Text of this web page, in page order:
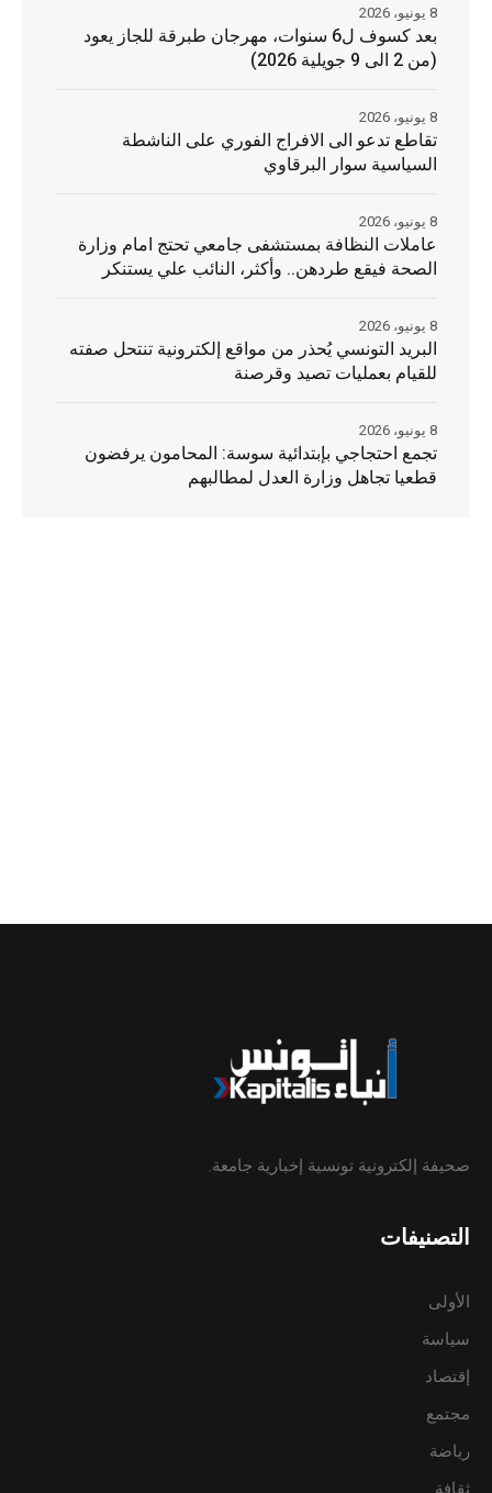
بعد كسوف ل6 سنوات، مهرجان طبرقة للجاز يعود
(من 2 الى 9 جويلية 2026)
8 يونيو، 2026
تقاطع تدعو الى الافراج الفوري على الناشطة
السياسية سوار البرقاوي
8 يونيو، 2026
عاملات النظافة بمستشفى جامعي تحتج امام وزارة
الصحة فيقع طردهن.. وأكثر، النائب علي يستنكر
8 يونيو، 2026
البريد التونسي يُحذر من مواقع إلكترونية تنتحل صفته
للقيام بعمليات تصيد وقرصنة
8 يونيو، 2026
تجمع احتجاجي بإبتدائية سوسة: المحامون يرفضون
قطعيا تجاهل وزارة العدل لمطالبهم
8 يونيو، 2026
صحيفة إلكترونية تونسية إخبارية جامعة.
التصنيفات
الأولى
سياسة
إقتصاد
مجتمع
رياضة
ثقافة